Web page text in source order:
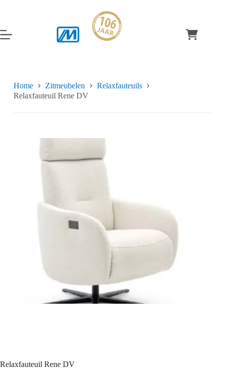
inhoud
Home Zitmeubelen
Relaxfauteuils
Relaxfauteuil Rene DV
Relaxfauteuil Rene DV